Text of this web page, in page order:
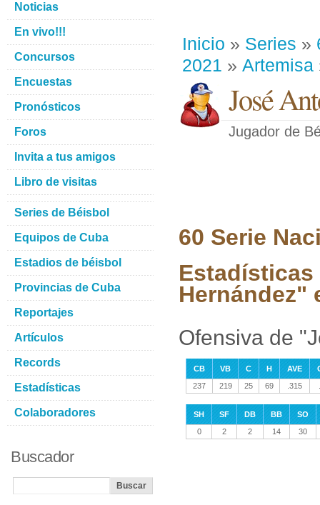
Inicio » Series »
2021 » Artemisa
José
Jugador de
60 Serie
Hernández"
Ofensiva de
CB VB C H AVE
237
219 25 69 .315
SH SF DB BB
SO
0
2 2 14 30
Noticias
En vivo!!!
Concursos
Encuestas
Pronósticos
Foros
Invita a tus amigos
Libro de visitas
Series de Béisbol
Equipos de Cuba
Estadios de béisbol
Provincias de Cuba
Reportajes
Artículos
Records
Estadísticas
Colaboradores
Buscador